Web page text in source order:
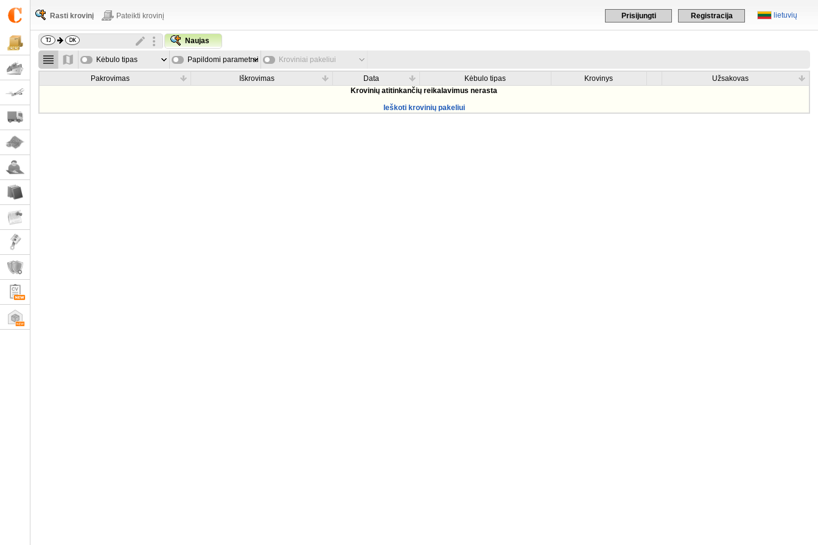
lietuvių
Prisijungti Registracija
Rasti krovinį Pateikti krovinį
Naujas
Kėbulo tipas Papildomi parametrai Kroviniai pakeliui
Pakrovimas Iškrovimas Data Kėbulo tipas Krovinys
Užsakovas
Krovinių atitinkančių reikalavimus nerasta
Ieškoti krovinių pakeliui